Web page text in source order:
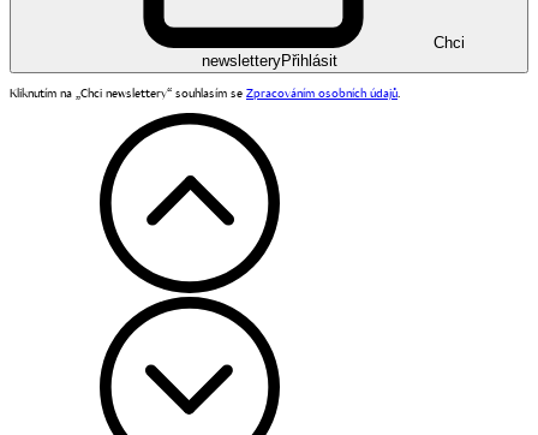
Chci
newsletteryPřihlásit
Kliknutím na „Chci newslettery“ souhlasím se Zpracováním osobních údajů.